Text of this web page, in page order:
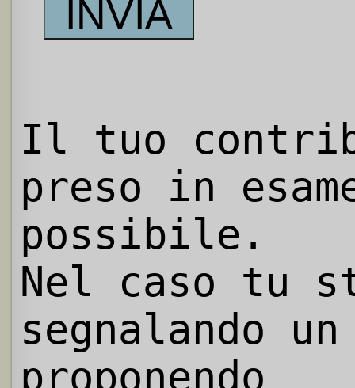
Il tuo
preso in
possibile.
Nel caso tu
segnalando
proponendo